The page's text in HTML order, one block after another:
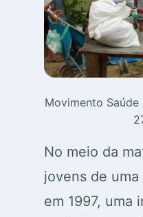
Movimento
No meio da
jovens de
em 1997, uma